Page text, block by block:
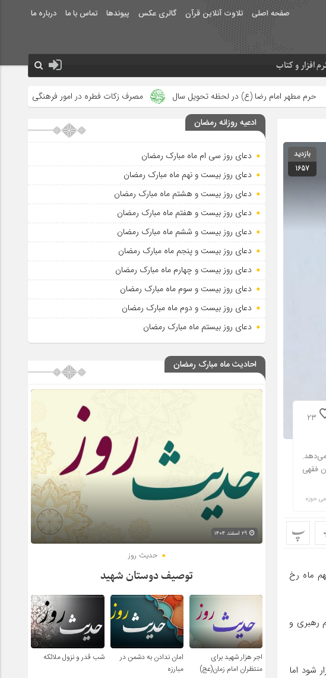
صفحه اصلی تلاوت آنلاین قرآن گالری عکس پیوندها تماس با ما درباره ما
افزار و کتاب
در لحظه تحویل سال مصرف زکات فطره در امور فرهنگی جلوه‌های بزرگ نصرت
بازدید
1657
23
فقهی
حوزه
پ
ماه رخ
رهبری و
شود اما
ادعیه روزانه رمضان
دعای روز سی ام ماه مبارک رمضان
دعای روز بیست و نهم ماه مبارک رمضان
دعای روز بیست و هشتم ماه مبارک رمضان
دعای روز بیست و هفتم ماه مبارک رمضان
دعای روز بیست و ششم ماه مبارک رمضان
دعای روز بیست و پنجم ماه مبارک رمضان
دعای روز بیست و چهارم ماه مبارک رمضان
دعای روز بیست و سوم ماه مبارک رمضان
دعای روز بیست و دوم ماه مبارک رمضان
دعای روز بیستم ماه مبارک رمضان
احادیث ماه مبارک رمضان
حدیث روز
توصیف دوستان شهید
اجر هزار شهید برای
منتظران امام زمان(عج)
امان ندادن به دشمن در
مبارزه
شب قدر و نزول ملائکه